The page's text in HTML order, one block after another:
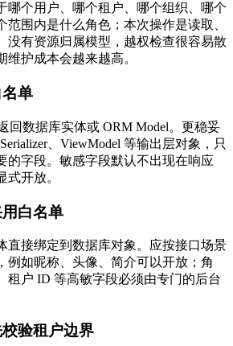
哪个用户、哪个租户、哪个组织、哪个
范围内是什么角色；本次操作是读取、
没有资源归属模型，越权检查很容易散
护成本会越来越高。
单
回数据库实体或 ORM Model。更稳妥
、ViewModel 等输出层对象，只
的字段。敏感字段默认不出现在响应
式开放。
白名单
直接绑定到数据库对象。应按接口场景
例如昵称、头像、简介可以开放；角
租户 ID 等高敏字段必须由专门的后台
验租户边界